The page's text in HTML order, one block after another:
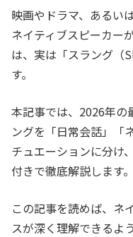
映画やドラマ、あるい
ネイティブスピーカー
は、実は「スラング（
す。
本記事では、2026年の
ングを「日常会話」「
チュエーションに分け
付きで徹底解説します。
この記事を読めば、ネ
スが深く理解できるよ